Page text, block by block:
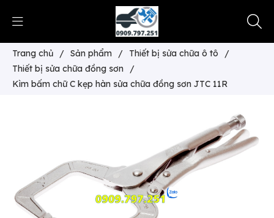
Trang chủ / Sản phẩm / Thiết bị sửa chữa ô tô
/
Thiết bị sửa chữa đồng sơn
/
Kìm bấm chữ C kẹp hàn sửa chữa đồng sơn JTC 11R